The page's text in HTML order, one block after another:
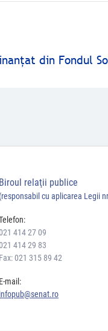
din Fondul
Biroul relaţii publice
(responsabil cu aplicarea Legii
414 27 09
414 29 83
Fax: 021 315 89 42
E-mail:
infopub@senat.ro